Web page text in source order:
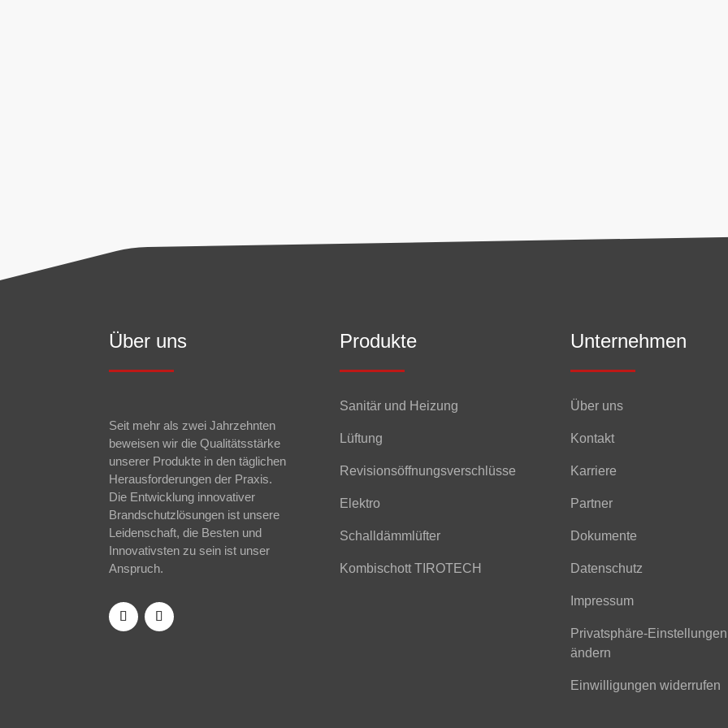
Über uns
Seit mehr als zwei Jahrzehnten
beweisen wir die Qualitätsstärke
unserer Produkte in den täglichen
Herausforderungen der Praxis.
Die Entwicklung innovativer
Brandschutzlösungen ist unsere
Leidenschaft, die Besten und
Innovativsten zu sein ist unser
Anspruch.
Produkte
Sanitär und Heizung
Lüftung
Revisionsöffnungsverschlüsse
Elektro
Schalldämmlüfter
Kombischott TIROTECH
Unternehmen
Über uns
Kontakt
Karriere
Partner
Dokumente
Datenschutz
Impressum
Privatsphäre-Einstellungen
ändern
Einwilligungen widerrufen